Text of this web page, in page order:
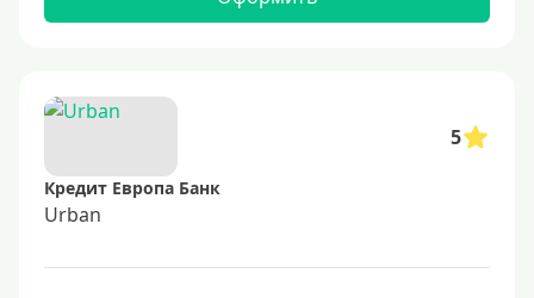
5
Кредит Европа Банк
Urban